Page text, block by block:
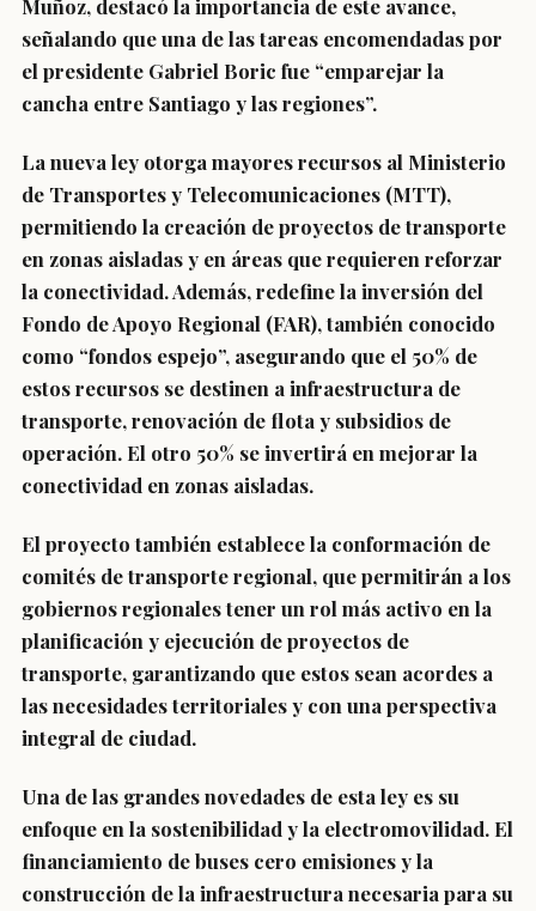
Muñoz, destacó la importancia de este avance,
señalando que una de las tareas encomendadas por
el presidente Gabriel Boric fue “emparejar la
cancha entre Santiago y las regiones”.
La nueva ley otorga mayores recursos al Ministerio
de Transportes y Telecomunicaciones (MTT),
permitiendo la creación de proyectos de transporte
en zonas aisladas y en áreas que requieren reforzar
la conectividad. Además, redefine la inversión del
Fondo de Apoyo Regional (FAR), también conocido
como “fondos espejo”, asegurando que el 50% de
estos recursos se destinen a infraestructura de
transporte, renovación de flota y subsidios de
operación. El otro 50% se invertirá en mejorar la
conectividad en zonas aisladas.
El proyecto también establece la conformación de
comités de transporte regional, que permitirán a los
gobiernos regionales tener un rol más activo en la
planificación y ejecución de proyectos de
transporte, garantizando que estos sean acordes a
las necesidades territoriales y con una perspectiva
integral de ciudad.
Una de las grandes novedades de esta ley es su
enfoque en la sostenibilidad y la electromovilidad. El
financiamiento de buses cero emisiones y la
construcción de la infraestructura necesaria para su